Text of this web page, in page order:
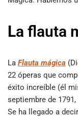
La flauta
La Flauta mágica
22 óperas que
éxito increíble (él
septiembre de 1791,
Se ha llegado a